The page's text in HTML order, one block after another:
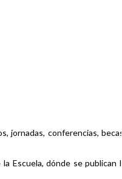
jornadas, conferencias, becas,
Escuela, dónde se publican la